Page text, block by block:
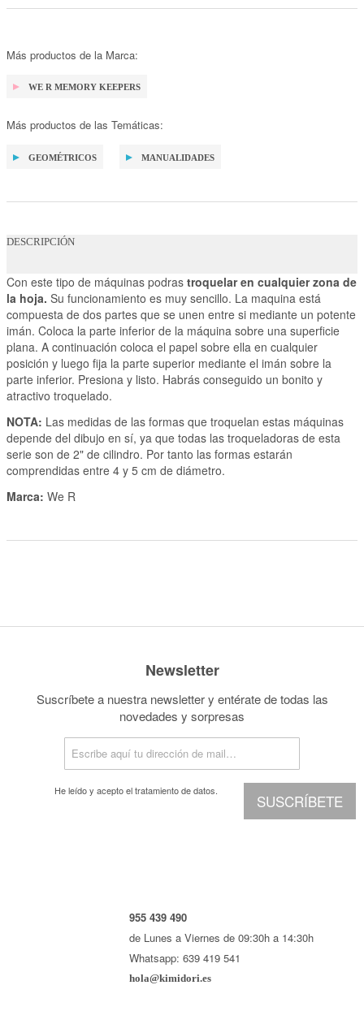
Más productos de la Marca:
WE R MEMORY KEEPERS
Más productos de las Temáticas:
GEOMÉTRICOS MANUALIDADES
DESCRIPCIÓN
Con este tipo de máquinas podras troquelar en cualquier zona de
la hoja. Su funcionamiento es muy sencillo. La maquina está
compuesta de dos partes que se unen entre si mediante un potente
imán. Coloca la parte inferior de la máquina sobre una superficie
plana. A continuación coloca el papel sobre ella en cualquier
posición y luego fija la parte superior mediante el imán sobre la
parte inferior. Presiona y listo. Habrás conseguido un bonito y
atractivo troquelado.
NOTA: Las medidas de las formas que troquelan estas máquinas
depende del dibujo en sí, ya que todas las troqueladoras de esta
serie son de 2" de cilindro. Por tanto las formas estarán
comprendidas entre 4 y 5 cm de diámetro.
Marca: We R
Newsletter
Suscríbete a nuestra newsletter y entérate de todas las
novedades y sorpresas
SUSCRÍBETE
He leído y acepto eltratamiento de datos.
955 439 490
de Lunes a Viernes de 09:30h a 14:30h
Whatsapp: 639 419 541
hola@kimidori.es